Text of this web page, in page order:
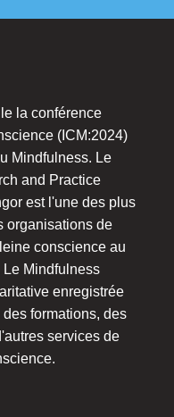
la conférence
(ICM:2024)
Mindfulness. Le
and Practice
est l'une des plus
organisations de
conscience au
Le Mindfulness
enregistrée
formations, des
services de